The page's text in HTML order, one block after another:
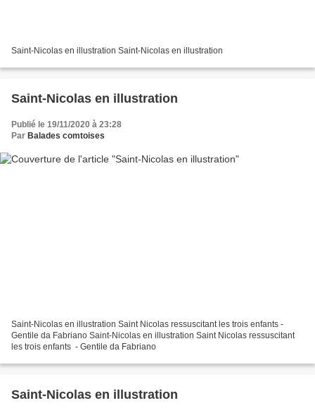
Saint-Nicolas en illustration Saint-Nicolas en illustration
Saint-Nicolas en illustration
Publié le 19/11/2020 à 23:28
Par Balades comtoises
Saint-Nicolas en illustration Saint Nicolas ressuscitant les trois enfants -
Gentile da Fabriano Saint-Nicolas en illustration Saint Nicolas ressuscitant
les trois enfants - Gentile da Fabriano
Saint-Nicolas en illustration